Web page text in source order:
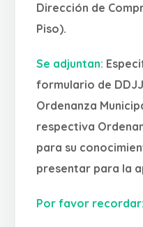
Dirección de
Piso).
Se adjuntan:
formulario de
Ordenanza
respectiva
para su
presentar para la
Por favor recordar: